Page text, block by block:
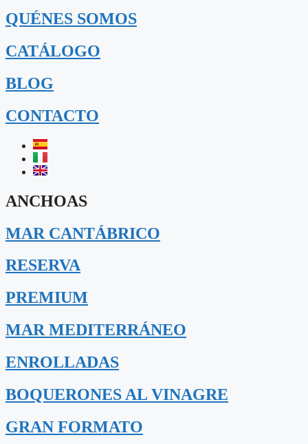
QUÉNES SOMOS
CATÁLOGO
BLOG
CONTACTO
ANCHOAS
MAR CANTÁBRICO
RESERVA
PREMIUM
MAR MEDITERRÁNEO
ENROLLADAS
BOQUERONES AL VINAGRE
GRAN FORMATO